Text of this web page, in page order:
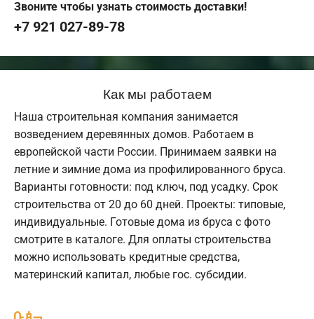
Звоните чтобы узнать стоимость доставки!
+7 921 027-89-78
Как мы работаем
Наша строительная компания занимается
возведением деревянных домов. Работаем в
европейской части России. Принимаем заявки на
летние и зимние дома из профилированного бруса.
Варианты готовности: под ключ, под усадку. Срок
строительства от 20 до 60 дней. Проекты: типовые,
индивидуальные. Готовые дома из бруса с фото
смотрите в каталоге. Для оплаты строительства
можно использовать кредитные средства,
материнский капитал, любые гос. субсидии.